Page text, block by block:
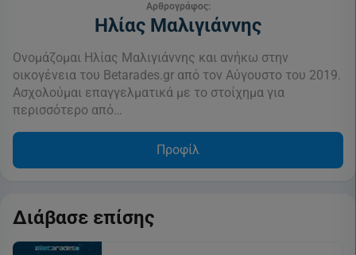
Αρθρογράφος:
Ηλίας Μαλιγιάννης
Ονομάζομαι Ηλίας Μαλιγιάννης και ανήκω στην
οικογένεια του Betarades.gr από τον Αύγουστο του 2019.
Ασχολούμαι επαγγελματικά με το στοίχημα για
περισσότερο από…
Προφίλ
Διάβασε επίσης